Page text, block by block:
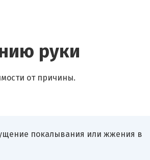
руки
от причины.
покалывания или жжения в